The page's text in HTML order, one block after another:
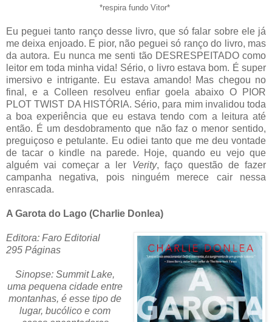
*respira fundo Vitor*
Eu peguei tanto ranço desse livro, que só falar sobre ele já
me deixa enjoado. E pior, não peguei só ranço do livro, mas
da autora. Eu nunca me senti tão DESRESPEITADO como
leitor em toda minha vida! Sério, o livro estava bom. É super
imersivo e intrigante. Eu estava amando! Mas chegou no
final, e a Colleen resolveu enfiar goela abaixo O PIOR
PLOT TWIST DA HISTÓRIA. Sério, para mim invalidou toda
a boa experiência que eu estava tendo com a leitura até
então. É um desdobramento que não faz o menor sentido,
preguiçoso e petulante. Eu odiei tanto que me deu vontade
de tacar o kindle na parede. Hoje, quando eu vejo que
alguém vai começar a ler Verity, faço questão de fazer
campanha negativa, pois ninguém merece cair nessa
enrascada.
A Garota do Lago (Charlie Donlea)
Editora: Faro Editorial
295 Páginas
Sinopse: Summit Lake,
uma pequena cidade entre
montanhas, é esse tipo de
lugar, bucólico e com